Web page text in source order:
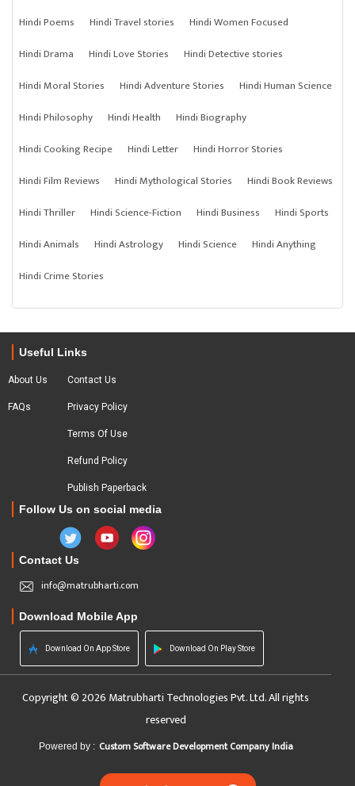
Hindi Poems
Hindi Travel stories
Hindi Women Focused
Hindi Drama
Hindi Love Stories
Hindi Detective stories
Hindi Moral Stories
Hindi Adventure Stories
Hindi Human Science
Hindi Philosophy
Hindi Health
Hindi Biography
Hindi Cooking Recipe
Hindi Letter
Hindi Horror Stories
Hindi Film Reviews
Hindi Mythological Stories
Hindi Book Reviews
Hindi Thriller
Hindi Science-Fiction Hindi Business
Hindi Sports
Hindi Animals
Hindi Astrology Hindi Science
Hindi Anything
Hindi Crime Stories
Useful Links
About Us
FAQs
Contact Us
Privacy Policy
Terms Of Use
Refund Policy
Publish Paperback
Follow Us on social media
Contact Us
info@matrubharti.com
Download Mobile App
Download On App Store Download On Play Store
Copyright © 2026 Matrubharti Technologies Pvt. Ltd. All rights
reserved
Powered by : Custom Software Development Company India